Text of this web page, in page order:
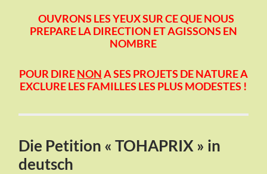
OUVRONS LES YEUX SUR CE QUE NOUS
PREPARE LA DIRECTION ETAGISSONS EN
NOMBRE
POUR DIRENONA SES PROJETS DE NATURE A
EXCLURE LES FAMILLES LES PLUS MODESTES !
Die Petition « TOHAPRIX » in
deutsch